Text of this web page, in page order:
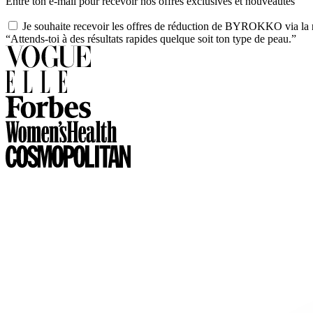
Je souhaite recevoir les offres de réduction de BYROKKO via la
“Attends-toi à des résultats rapides quelque soit ton type de peau.”